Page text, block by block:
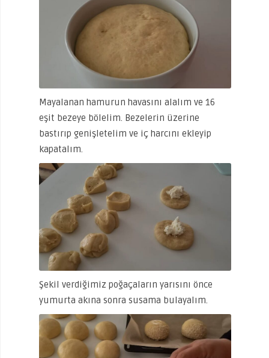
Mayalanan hamurun havasını alalım ve 16
eşit bezeye bölelim. Bezelerin üzerine
bastırıp genişletelim ve iç harcını ekleyip
kapatalım.
Şekil verdiğimiz poğaçaların yarısını önce
yumurta akına sonra susama bulayalım.